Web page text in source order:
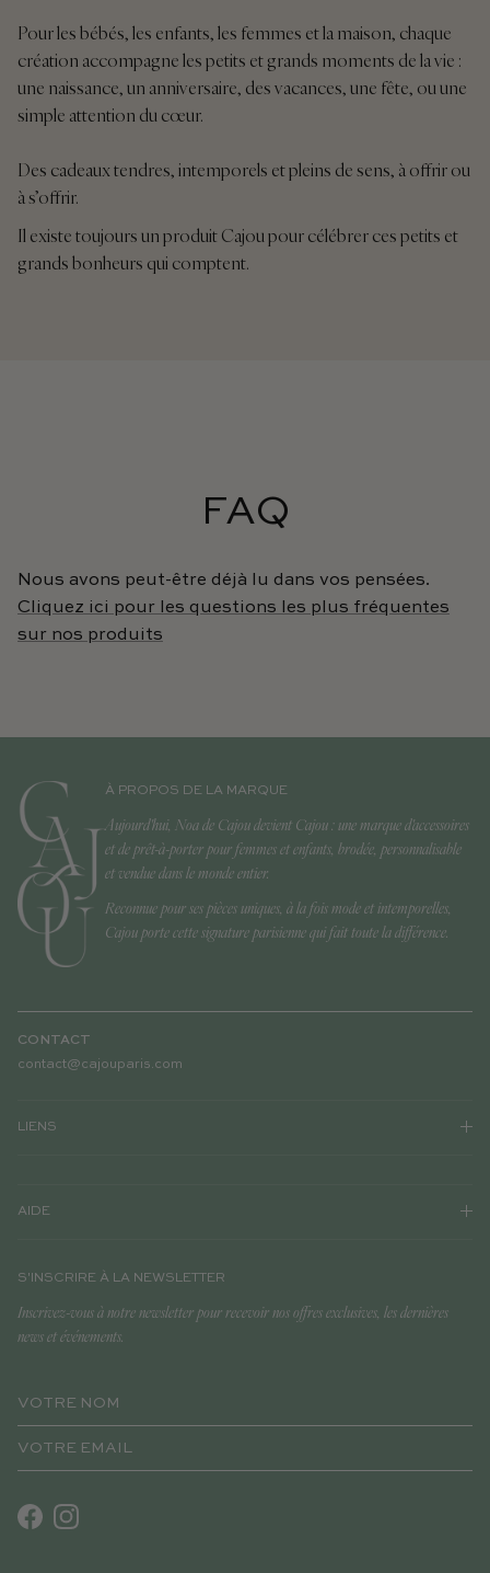
Pour les bébés, les enfants, les femmes et la maison, chaque
création accompagne les petits et grands moments de la vie :
une naissance, un anniversaire, des vacances, une fête, ou une
simple attention du cœur.
Des cadeaux tendres, intemporels et pleins de sens, à offrir ou
à s’offrir.
Il existe toujours un produit Cajou pour célébrer ces petits et
grands bonheurs qui comptent.
FAQ
Nous avons peut-être déjà lu dans vos pensées.
Cliquez ici pour les questions les plus fréquentes
sur nos produits
À PROPOS DE LA MARQUE
Aujourd'hui, Noa de Cajou devient Cajou : une marque d'accessoires
et de prêt-à-porter pour femmes et enfants, brodée, personnalisable
et vendue dans le monde entier.
Reconnue pour ses pièces uniques, à la fois mode et intemporelles,
Cajou porte cette signature parisienne qui fait toute la différence.
CONTACT
contact@cajouparis.com
LIENS
AIDE
S'INSCRIRE À LA NEWSLETTER
Inscrivez-vous à notre newsletter pour recevoir nos offres exclusives, les dernières
news et événements.
FacebookInstagram